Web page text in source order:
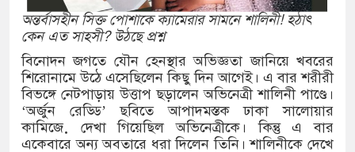
ইয়ুথ চেঞ্জমেকার্স নেটওয়ার্কের উদ্যোগে
বৃক্ষরোপণ ও চারা বিতরণ কর্মসূচির উদ্বোধন
আক্রান্ত অসহায় রোগীর পাশে পুঠিয়ার এসিল্যান্ড
অন্তর্বাসহীন সিক্ত পোশাকে ক্যামেরার সামনে শালিনী! হঠাৎ
কেন এত সাহসী? উঠছে প্রশ্ন
বিনোদন জগতে যৌন হেনস্থার অভিজ্ঞতা জানিয়ে খবরের
শিরোনামে উঠে এসেছিলেন কিছু দিন আগেই। এ বার শরীরী
বিভঙ্গে নেটপাড়ায় উত্তাপ ছড়ালেন অভিনেত্রী শালিনী পাণ্ডে।
‘অর্জুন রেড্ডি’ ছবিতে আপাদমস্তক ঢাকা সালোয়ার
কামিজ়ে দেখা গিয়েছিল অভিনেত্রীকে। কিন্তু এ বার
একেবারে অন্য অবতারে ধরা দিলেন তিনি। শালিনীকে দেখে